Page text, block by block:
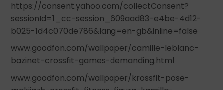
https://consent.yahoo.com/collectConsent?
sessionId=1_cc-session_609aad83-e4be-4d12-
b025-1d4c070de786&lang=en-gb&inline=false
www.goodfon.com/wallpaper/camille-leblanc-
bazinet-crossfit-games-demanding.html
www.goodfon.com/wallpaper/krossfit-pose-